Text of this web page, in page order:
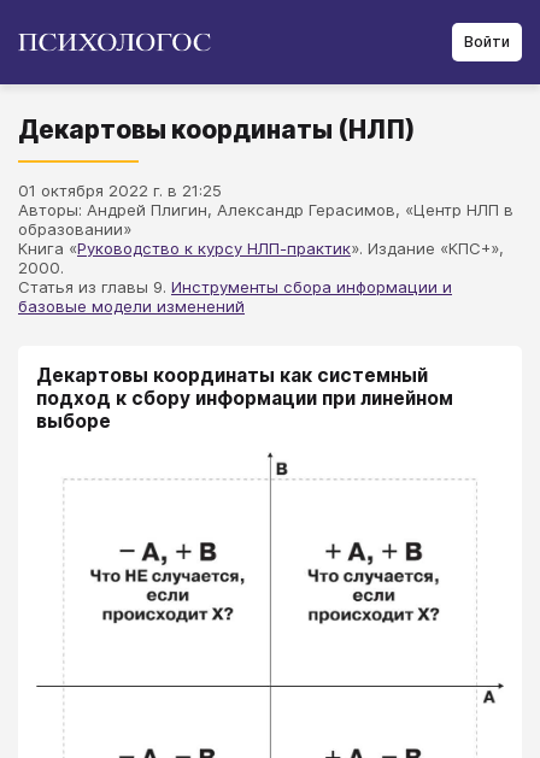
Войти
Декартовы координаты (НЛП)
01 октября 2022 г. в 21:25
Авторы: Андрей Плигин, Александр Герасимов, «Центр НЛП в
образовании»
Книга «Руководство к курсу НЛП-практик». Издание «КПС+»,
2000.
Статья из главы 9. Инструменты сбора информации и
базовые модели изменений
Декартовы координаты как системный
подход к сбору информации при линейном
выборе